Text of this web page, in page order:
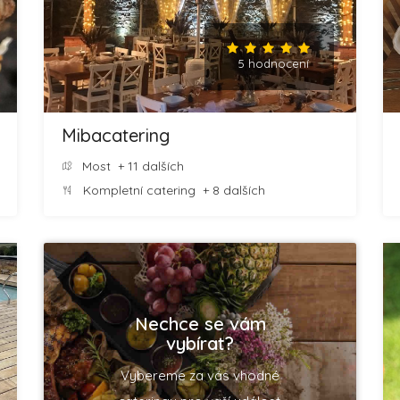
5 hodnocení
Mibacatering
Most + 11 dalších
Kompletní catering + 8 dalších
Nechce se vám
vybírat?
Vybereme za vás vhodné